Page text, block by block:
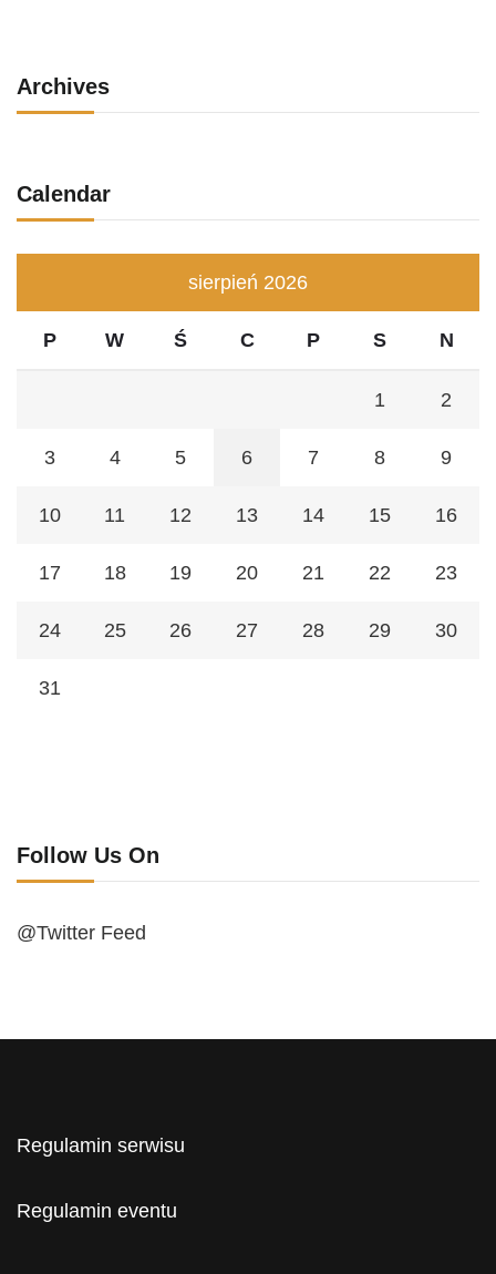
Archives
Calendar
sierpień 2026
P W Ś C P S N
1 2
3 4 5 6 7 8 9
10 11 12 13 14 15 16
17 18 19 20 21 22 23
24 25 26 27 28 29 30
31
Follow Us On
@Twitter Feed
Regulamin serwisu
Regulamin eventu